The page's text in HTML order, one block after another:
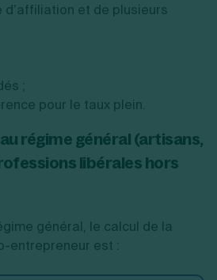
et de plusieurs
;
pour le taux plein.
régime général (artisans,
libérales hors
général, le calcul de la
entrepreneur est :